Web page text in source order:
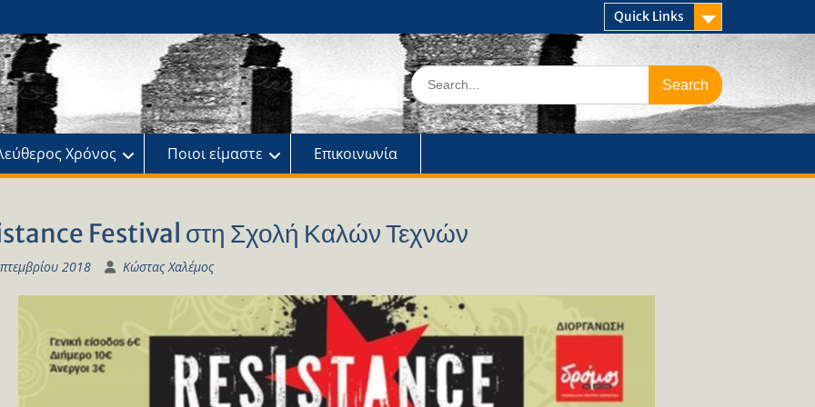
Quick Links
Search
for:
Χρόνος Ποιοι είμαστε Επικοινωνία
Festival στη Σχολή Καλών Τεχνών
2018 Κώστας Χαλέμος